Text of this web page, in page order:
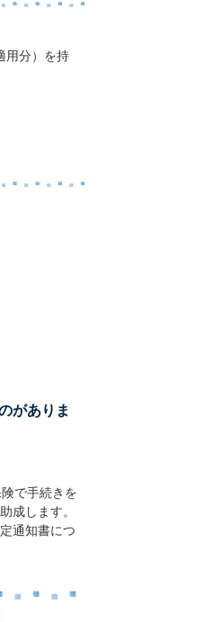
用分）を持
がありま
で手続きを
成します。
通知書につ